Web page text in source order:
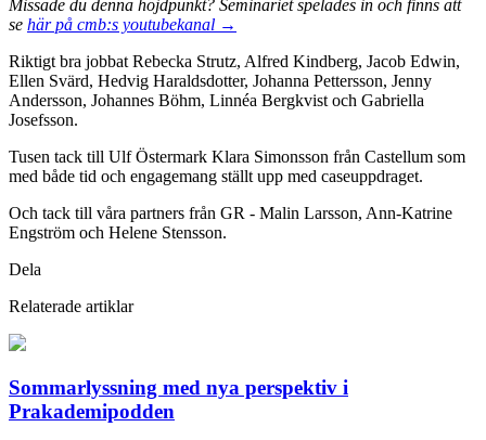
Missade du denna höjdpunkt? Seminariet spelades in och finns att
se här på cmb:s youtubekanal →
Riktigt bra jobbat Rebecka Strutz, Alfred Kindberg, Jacob Edwin,
Ellen Svärd, Hedvig Haraldsdotter, Johanna Pettersson, Jenny
Andersson, Johannes Böhm, Linnéa Bergkvist och Gabriella
Josefsson.
Tusen tack till Ulf Östermark Klara Simonsson från Castellum som
med både tid och engagemang ställt upp med caseuppdraget.
Och tack till våra partners från GR - Malin Larsson, Ann-Katrine
Engström och Helene Stensson.
Dela
Relaterade artiklar
Sommarlyssning med nya perspektiv i
Prakademipodden